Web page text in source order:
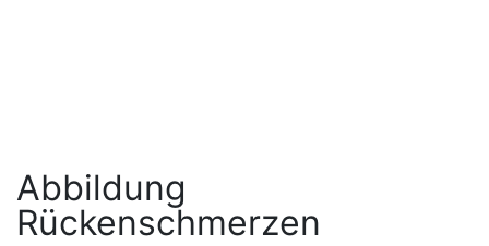
Abbildung
Rückenschmerzen